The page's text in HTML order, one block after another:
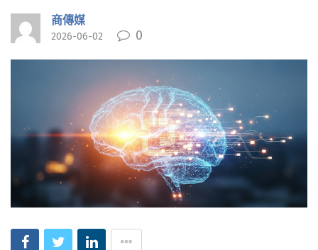
商傳媒
2026-06-02 0